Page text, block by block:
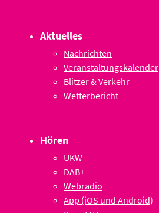
Aktuelles
Nachrichten
Veranstaltungskalender
Blitzer & Verkehr
Wetterbericht
Hören
UKW
DAB+
Webradio
App (iOS und Android)